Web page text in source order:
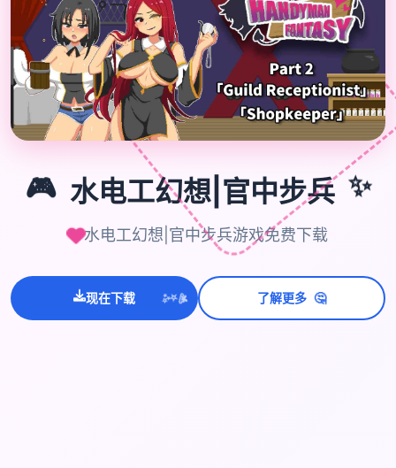
🎮
🎮 水电工幻想|官中步兵 ✨
水电工幻想|官中步兵游戏免费下载
现在下载 ✨⭐💫 了解更多 🤔